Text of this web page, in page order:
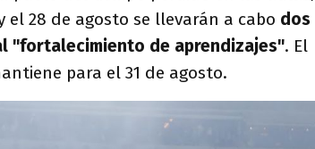
el 28 de agosto se llevarán a cabo dos
"fortalecimiento de aprendizajes". El
para el 31 de agosto.